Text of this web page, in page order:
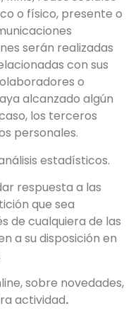
o físico, presente o
serán realizadas
con sus
o
alcanzado algún
los terceros
personales.
estadísticos.
respuesta a las
que sea
de cualquiera de las
a su disposición en
sobre novedades,
actividad.